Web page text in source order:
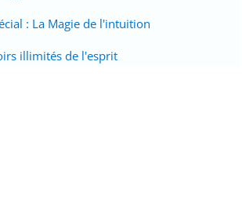
: La Magie de l'intuition
illimités de l'esprit